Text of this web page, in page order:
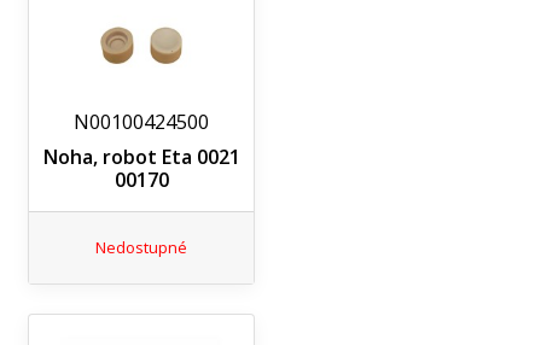
N00100424500
Noha, robot Eta 0021
00170
Nedostupné